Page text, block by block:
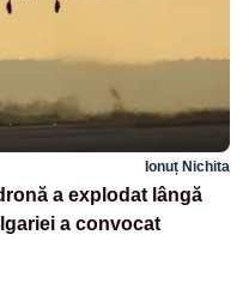
Ionuț Nichita
a explodat lângă
a convocat